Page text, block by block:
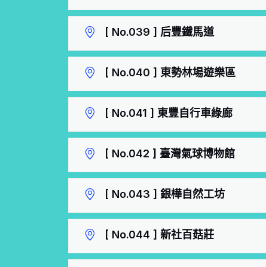
[ No.039 ] 后豐鐵馬道
[ No.040 ] 東勢林場遊樂區
[ No.041 ] 東豐自行車綠廊
[ No.042 ] 臺灣氣球博物館
[ No.043 ] 銀樺自然工坊
[ No.044 ] 新社百菇莊